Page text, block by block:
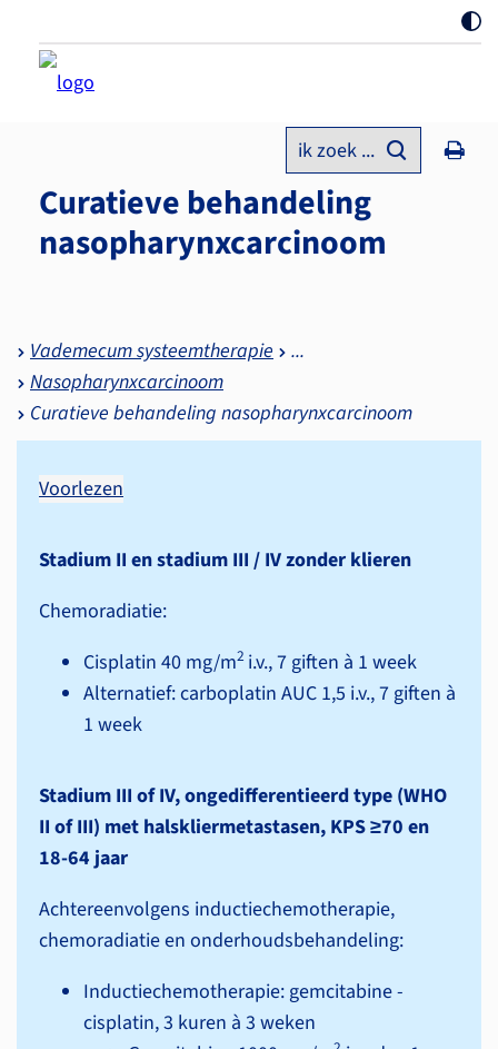
ik zoek ...
Curatieve behandeling
nasopharynxcarcinoom
Vademecum systeemtherapie
Nasopharynxcarcinoom
Curatieve behandeling nasopharynxcarcinoom
Voorlezen
Stadium II en stadium III / IV zonder klieren
Chemoradiatie:
Cisplatin 40 mg/m2 i.v., 7 giften à 1 week
Alternatief: carboplatin AUC 1,5 i.v., 7 giften à
1 week
Stadium III of IV, ongedifferentieerd type (WHO
II of III) met halsklier­metastasen, KPS ≥70 en
18-64 jaar
Achtereenvolgens inductiechemotherapie,
chemoradiatie en onderhouds­behandeling:
Inductiechemotherapie: gemcitabine -
cisplatin, 3 kuren à 3 weken